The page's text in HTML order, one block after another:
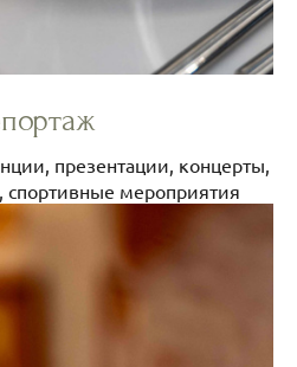
презентации, концерты,
спортивные мероприятия